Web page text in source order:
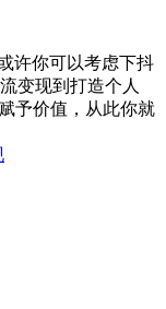
许你可以考虑下抖
变现到打造个人
予价值，从此你就